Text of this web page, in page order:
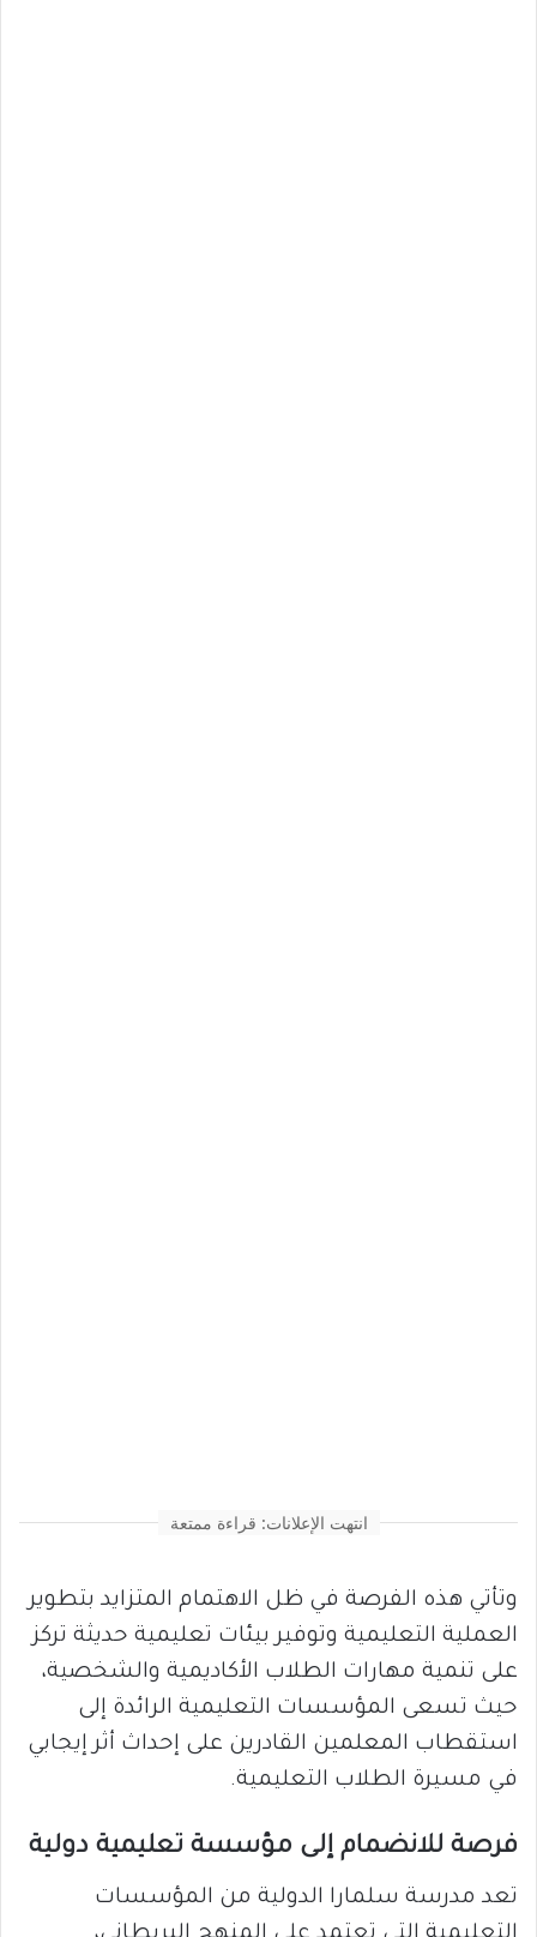
انتهت الإعلانات: قراءة ممتعة
وتأتي هذه الفرصة في ظل الاهتمام المتزايد بتطوير
العملية التعليمية وتوفير بيئات تعليمية حديثة تركز
على تنمية مهارات الطلاب الأكاديمية والشخصية،
حيث تسعى المؤسسات التعليمية الرائدة إلى
استقطاب المعلمين القادرين على إحداث أثر إيجابي
في مسيرة الطلاب التعليمية.
فرصة للانضمام إلى مؤسسة تعليمية دولية
تعد مدرسة سلمارا الدولية من المؤسسات